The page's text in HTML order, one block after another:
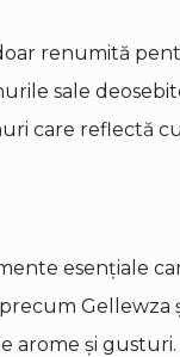
renumită
sale
care reflectă
esențiale
Gellewza
arome și gusturi.